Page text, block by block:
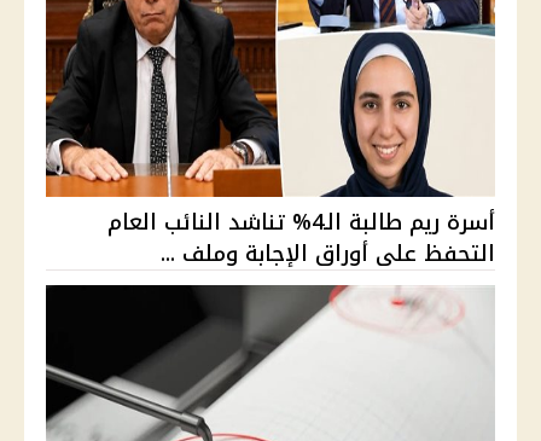
أسرة ريم طالبة الـ4% تناشد النائب العام
التحفظ على أوراق الإجابة وملف ...